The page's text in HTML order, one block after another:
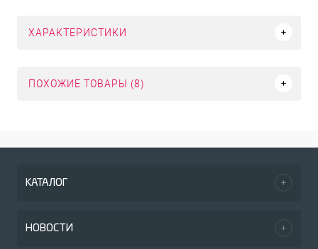
ХАРАКТЕРИСТИКИ
ПОХОЖИЕ ТОВАРЫ (8)
КАТАЛОГ
НОВОСТИ